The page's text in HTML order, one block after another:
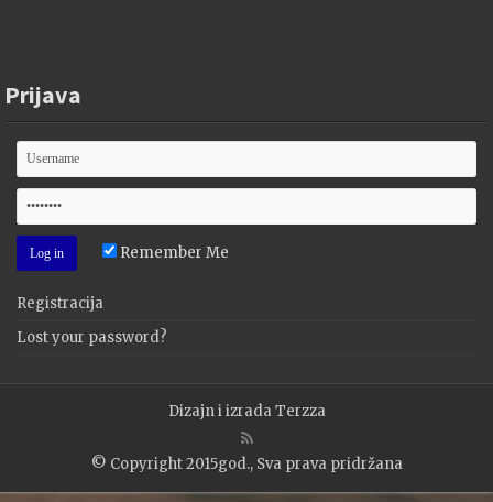
Prijava
Remember Me
Registracija
Lost your password?
Dizajn i izradaTerzza
© Copyright 2015god., Sva prava pridržana